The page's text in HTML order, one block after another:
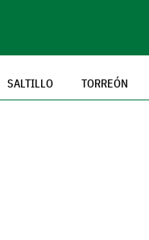
SALTILLO TORREÓN